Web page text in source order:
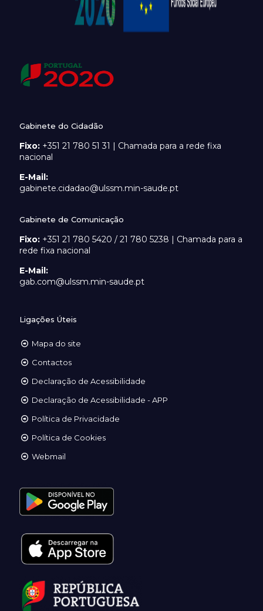
Gabinete do Cidadão
Fixo: +351 21 780 51 31 | Chamada para a rede fixa
nacional
E-Mail:
gabinete.cidadao@ulssm.min-saude.pt
Gabinete de Comunicação
Fixo: +351 21 780 5420 / 21 780 5238 | Chamada para a
rede fixa nacional
E-Mail:
gab.com@ulssm.min-saude.pt
Ligações Úteis
Mapa do site
Contactos
Declaração de Acessibilidade
Declaração de Acessibilidade - APP
Política de Privacidade
Política de Cookies
Webmail